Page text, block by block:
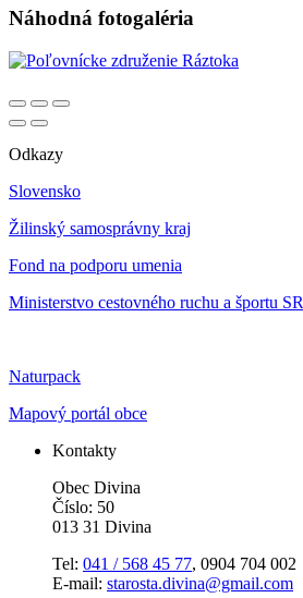
Náhodná fotogaléria
Odkazy
Slovensko
Žilinský samosprávny kraj
Fond na podporu umenia
Ministerstvo cestovného ruchu a športu SR
Naturpack
Mapový portál obce
Kontakty
Obec Divina
Číslo: 50
013 31 Divina
Tel: 041 / 568 45 77, 0904 704 002
E-mail: starosta.divina@gmail.com